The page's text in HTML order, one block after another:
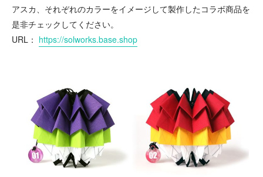
アスカ、それぞれのカラーをイメージして製作したコラボ商品を
是非チェックしてください。
URL： https://solworks.base.shop